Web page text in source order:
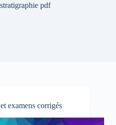
pdf
examens corrigés